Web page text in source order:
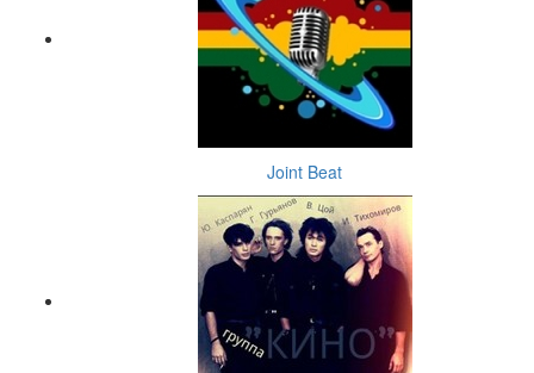
Joint Beat